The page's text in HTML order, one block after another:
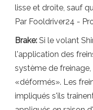
lisse et droite, sauf
Par Fooldriver24 -
Brake: Si le volant
l'application des
système de
«déformés». Les
impliqués s'ils